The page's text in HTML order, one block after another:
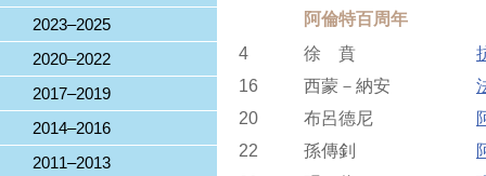
2023–2025
2020–2022
2017–2019
2014–2016
2011–2013
阿倫特百周年
4
徐 賁
16
西蒙－納安
20
布呂德尼
22
孫傳釗